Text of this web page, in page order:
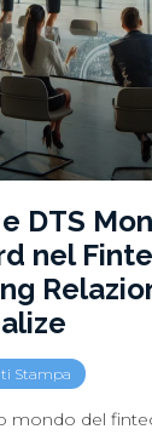
DTS
nel
Stampa
mondo del